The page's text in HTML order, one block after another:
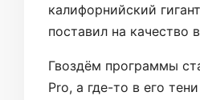
калифорнийский
поставил на качество
Гвоздём программы
Pro, а где-то в его